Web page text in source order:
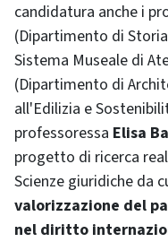
candidatura anche i
(Dipartimento di
Sistema Museale di
(Dipartimento di
all'Edilizia e
professoressa Elisa
progetto di ricerca
Scienze giuridiche da
valorizzazione del
nel diritto